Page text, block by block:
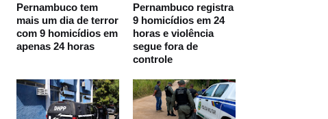
Pernambuco tem
mais um dia de terror
com 9 homicídios em
apenas 24 horas
Pernambuco registra
9 homicídios em 24
horas e violência
segue fora de
controle